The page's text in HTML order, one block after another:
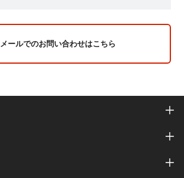
メールでのお問い合わせはこちら